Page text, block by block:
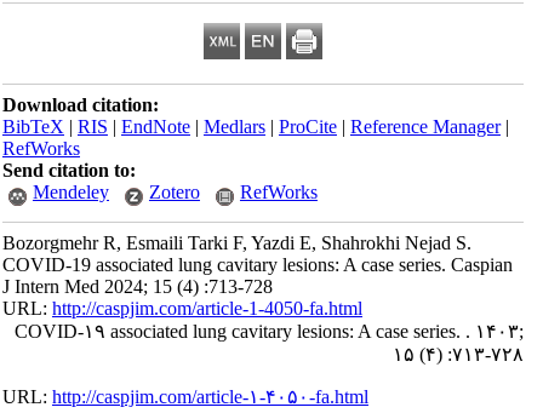
Download citation:
BibTeX|RIS|EndNote|Medlars|ProCite|Reference Manager
RefWorks
Send citation to:
Mendeley
Zotero RefWorks
Bozorgmehr R, Esmaili Tarki F, Yazdi E, Shahrokhi Nejad S.
COVID-19 associated lung cavitary lesions: A case series. Caspian
J Intern Med 2024; 15 (4) :713-728
URL:http://caspjim.com/article-1-4050-fa.html
COVID-۱۹ associated lung cavitary lesions: A case series. . ۱۴۰۳;
۱۵ (۴) :۷۱۳-۷۲۸
URL:http://caspjim.com/article-۱-۴۰۵۰-fa.html